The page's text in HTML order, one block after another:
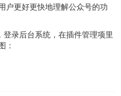
户更好更快地理解公众号的功
录后台系统，在插件管理项里
：